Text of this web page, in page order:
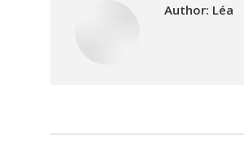
Author: Léa